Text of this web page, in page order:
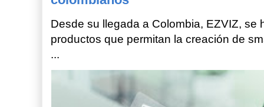
Desde su llegada a Colombia, EZVIZ, se
productos que permitan la creación de
...